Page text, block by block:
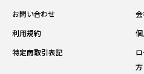
お問い合わせ
利用規約
特定商取引表記
方